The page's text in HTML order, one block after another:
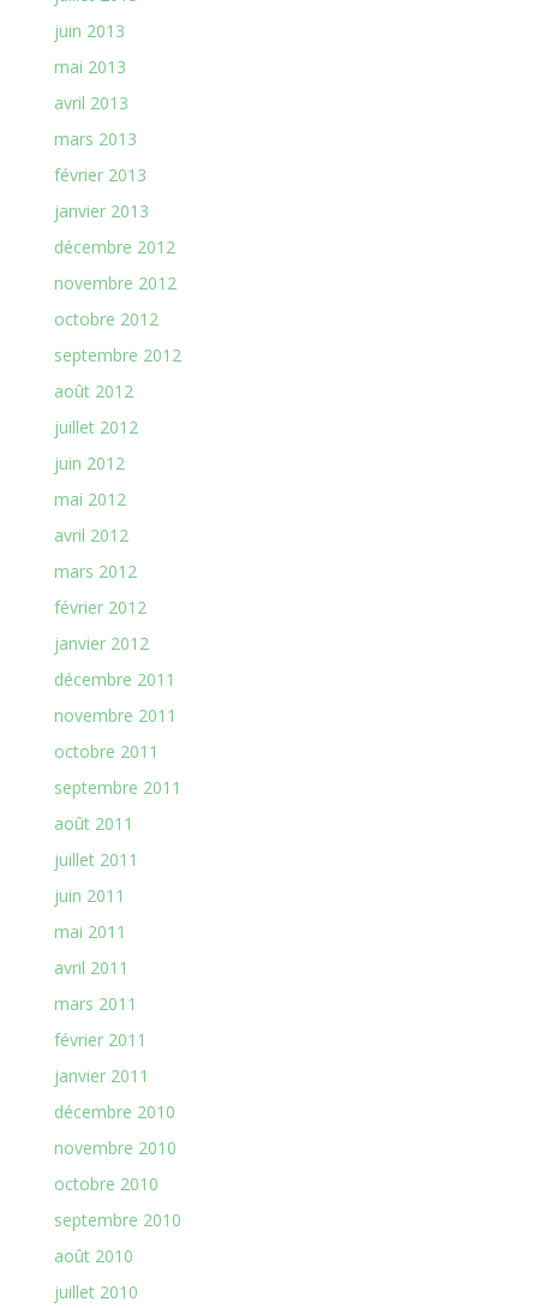
juin 2013
mai 2013
avril 2013
mars 2013
février 2013
janvier 2013
décembre 2012
novembre 2012
octobre 2012
septembre 2012
août 2012
juillet 2012
juin 2012
mai 2012
avril 2012
mars 2012
février 2012
janvier 2012
décembre 2011
novembre 2011
octobre 2011
septembre 2011
août 2011
juillet 2011
juin 2011
mai 2011
avril 2011
mars 2011
février 2011
janvier 2011
décembre 2010
novembre 2010
octobre 2010
septembre 2010
août 2010
juillet 2010